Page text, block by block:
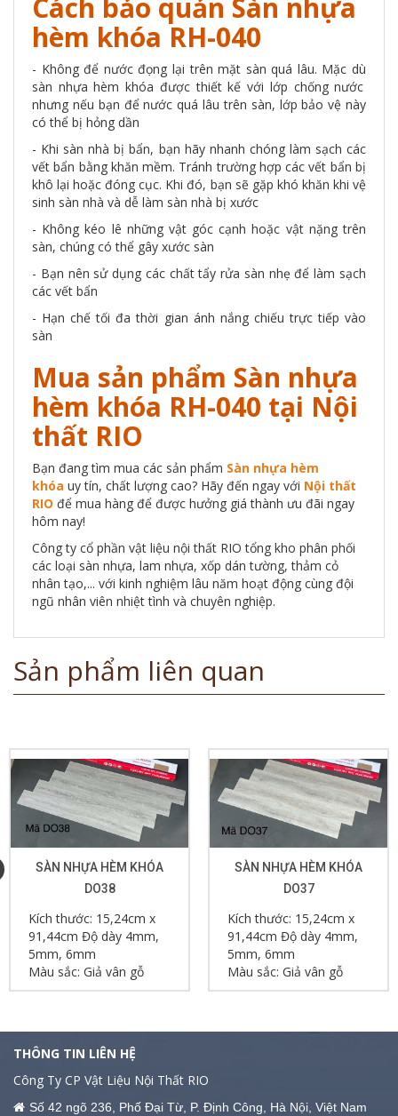
Cách bảo quản Sàn nhựa
hèm khóa RH-040
- Không để nước đọng lại trên mặt sàn quá lâu. Mặc dù
sàn nhựa hèm khóa được thiết kế với lớp chống nước
nhưng nếu bạn để nước quá lâu trên sàn, lớp bảo vệ này
có thể bị hỏng dần
- Khi sàn nhà bị bẩn, bạn hãy nhanh chóng làm sạch các
vết bẩn bằng khăn mềm. Tránh trường hợp các vết bẩn bị
khô lại hoặc đóng cục. Khi đó, bạn sẽ gặp khó khăn khi vệ
sinh sàn nhà và dễ làm sàn nhà bị xước
- Không kéo lê những vật góc cạnh hoặc vật nặng trên
sàn, chúng có thể gây xước sàn
- Bạn nên sử dụng các chất tẩy rửa sàn nhẹ để làm sạch
các vết bẩn
- Hạn chế tối đa thời gian ánh nắng chiếu trực tiếp vào
sàn
Mua sản phẩm Sàn nhựa
hèm khóa RH-040 tại Nội
thất RIO
Bạn đang tìm mua các sản phẩm Sàn nhựa hèm
khóa uy tín, chất lượng cao? Hãy đến ngay với Nội thất
RIO để mua hàng để được hưởng giá thành ưu đãi ngay
hôm nay!
Công ty cổ phần vật liệu nội thất RIO tổng kho phân phối
các loại sàn nhựa, lam nhựa, xốp dán tường, thảm cỏ
nhân tạo,... với kinh nghiệm lâu năm hoạt động cùng đội
ngũ nhân viên nhiệt tình và chuyên nghiệp.
Sản phẩm liên quan
SÀN NHỰA HÈM KHÓA
DO38
Kích thước: 15,24cm x
91,44cm Độ dày 4mm,
5mm, 6mm
Màu sắc: Giả vân gỗ
SÀN NHỰA HÈM KHÓA
DO37
Kích thước: 15,24cm x
91,44cm Độ dày 4mm,
5mm, 6mm
Màu sắc: Giả vân gỗ
THÔNG TIN LIÊN HỆ
Công Ty CP Vật Liệu Nội Thất RIO
Số 42 ngõ 236, Phố Đại Từ, P. Định Công, Hà Nội, Việt Nam